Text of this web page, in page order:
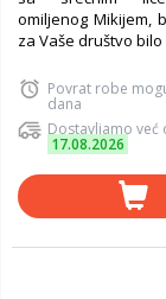
omiljenog Mikijem,
za Vaše društvo bilo
Povrat robe
dana
Dostavljamo već
17.08.2026